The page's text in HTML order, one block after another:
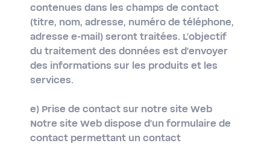
contenues dans les champs de contact
(titre, nom, adresse, numéro de téléphone,
adresse e-mail) seront traitées. L'objectif
du traitement des données est d'envoyer
des informations sur les produits et les
services.
e) Prise de contact sur notre site Web
Notre site Web dispose d'un formulaire de
contact permettant un contact